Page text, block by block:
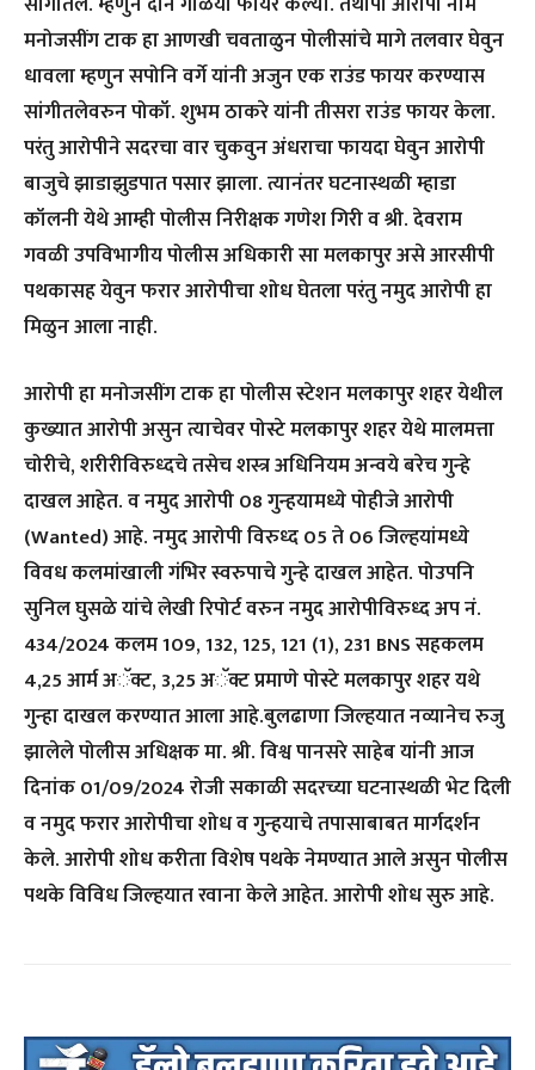
मनोजसींग टाक हा आणखी चवताळुन पोलीसांचे मागे तलवार घेवुन
धावला म्हणुन सपोनि वर्गे यांनी अजुन एक राउंड फायर करण्यास
सांगीतलेवरुन पोकॉ. शुभम ठाकरे यांनी तीसरा राउंड फायर केला.
परंतु आरोपीने सदरचा वार चुकवुन अंधराचा फायदा घेवुन आरोपी
बाजुचे झाडाझुडपात पसार झाला. त्यानंतर घटनास्थळी म्हाडा
कॉलनी येथे आम्ही पोलीस निरीक्षक गणेश गिरी व श्री. देवराम
गवळी उपविभागीय पोलीस अधिकारी सा मलकापुर असे आरसीपी
पथकासह येवुन फरार आरोपीचा शोध घेतला परंतु नमुद आरोपी हा
मिळुन आला नाही.
आरोपी हा मनोजसींग टाक हा पोलीस स्टेशन मलकापुर शहर येथील
कुख्यात आरोपी असुन त्याचेवर पोस्टे मलकापुर शहर येथे मालमत्ता
चोरीचे, शरीरीविरुध्दचे तसेच शस्त्र अधिनियम अन्वये बरेच गुन्हे
दाखल आहेत. व नमुद आरोपी 08 गुन्हयामध्ये पोहीजे आरोपी
(Wanted) आहे. नमुद आरोपी विरुध्द 05 ते 06 जिल्हयांमध्ये
विवध कलमांखाली गंभिर स्वरुपाचे गुन्हे दाखल आहेत. पोउपनि
सुनिल घुसळे यांचे लेखी रिपोर्ट वरुन नमुद आरोपीविरुध्द अप नं.
434/2024 कलम 109, 132, 125, 121 (1), 231 BNS सहकलम
4,25 आर्म अॅक्ट, 3,25 अॅक्ट प्रमाणे पोस्टे मलकापुर शहर यथे
गुन्हा दाखल करण्यात आला आहे.बुलढाणा जिल्हयात नव्यानेच रुजु
झालेले पोलीस अधिक्षक मा. श्री. विश्व पानसरे साहेब यांनी आज
दिनांक 01/09/2024 रोजी सकाळी सदरच्या घटनास्थळी भेट दिली
व नमुद फरार आरोपीचा शोध व गुन्हयाचे तपासाबाबत मार्गदर्शन
केले. आरोपी शोध करीता विशेष पथके नेमण्यात आले असुन पोलीस
पथके विविध जिल्हयात रवाना केले आहेत. आरोपी शोध सुरु आहे.